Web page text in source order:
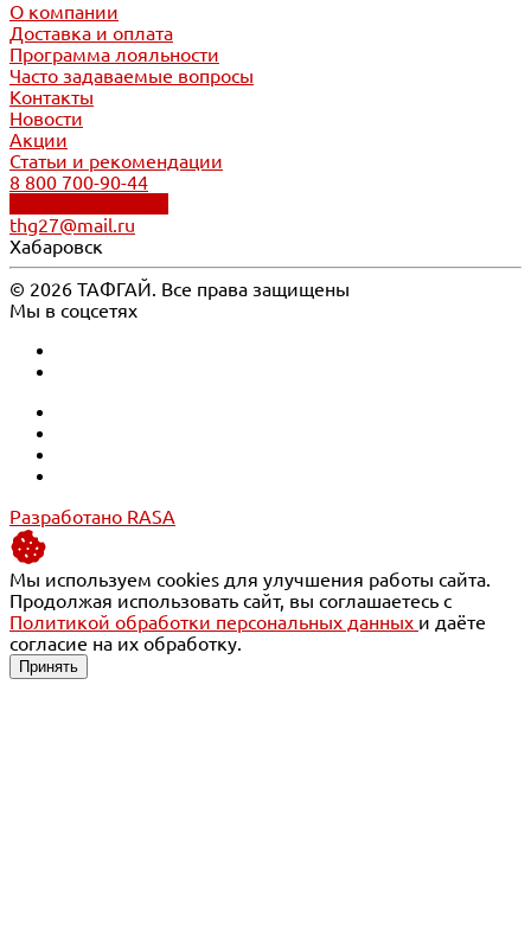
О компании
Доставка и оплата
Программа лояльности
Часто задаваемые вопросы
Контакты
Новости
Акции
Статьи и рекомендации
8 800 700-90-44
thg27@mail.ru
Хабаровск
© 2026 ТАФГАЙ. Все права защищены
Мы в соцсетях
Разработано RASA
Мы используем cookies для улучшения работы сайта.
Продолжая использовать сайт, вы соглашаетесь с
Политикой обработки персональных данных и даёте
согласие на их обработку.
Принять